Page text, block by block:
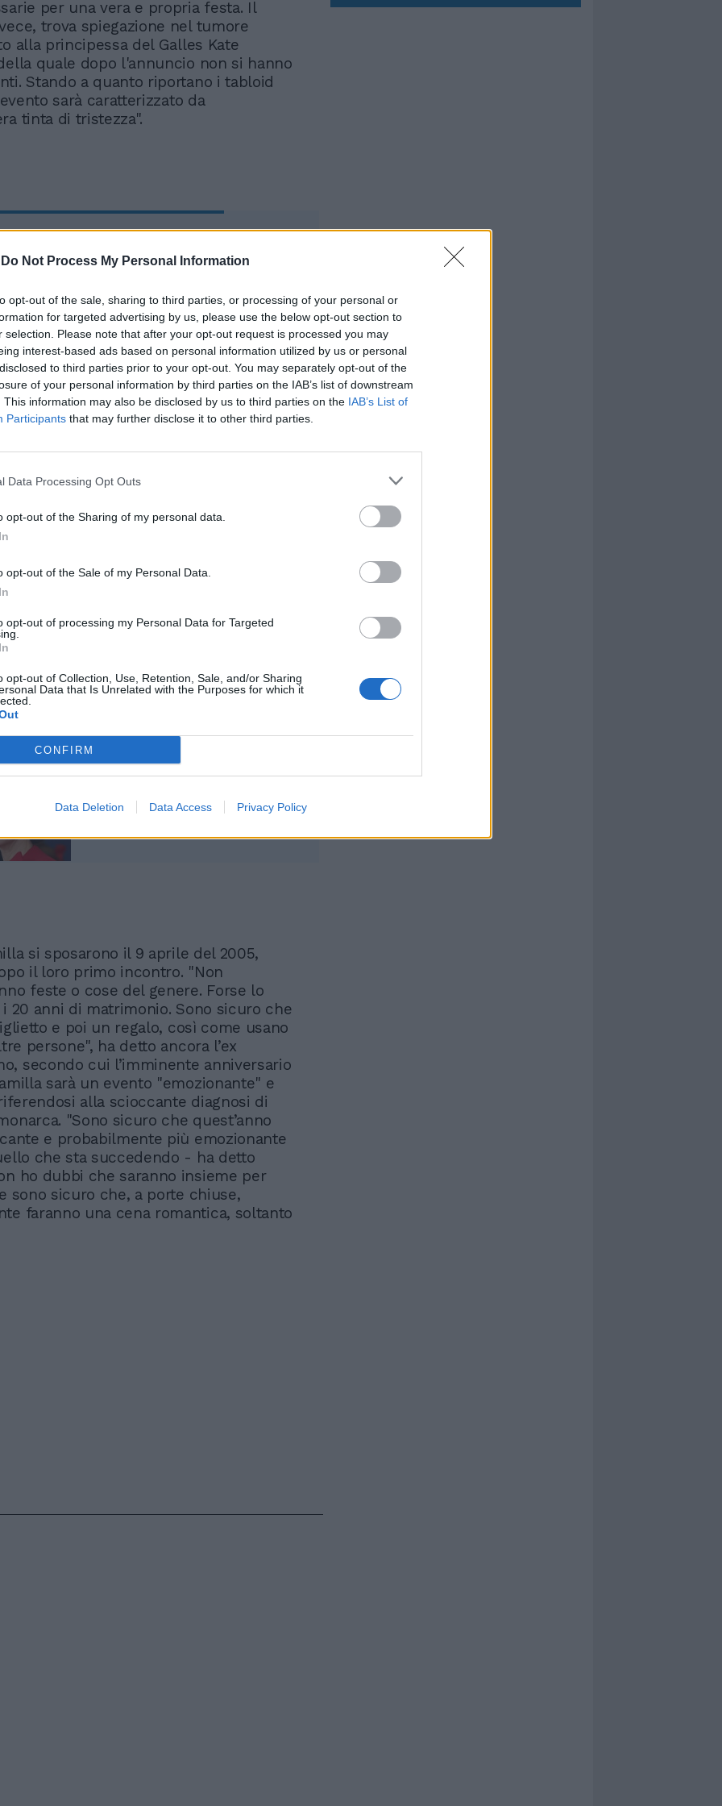
Do Not Process My Personal Information
opt-out of the sale, sharing to third parties, or processing of your personal or
for targeted advertising by us, please use the below opt-out section to
selection. Please note that after your opt-out request is processed you may
interest-based ads based on personal information utilized by us or personal
to third parties prior to your opt-out. You may separately opt-out of the
of your personal information by third parties on the IAB’s list of downstream
This information may also be disclosed by us to third parties on the IAB’s List of
Participants that may further disclose it to other third parties.
Data Processing Opt Outs
opt-out of the Sharing of my personal data.
opt-out of the Sale of my Personal Data.
opt-out of processing my Personal Data for Targeted
opt-out of Collection, Use, Retention, Sale, and/or Sharing
Data that Is Unrelated with the Purposes for which it
CONFIRM
Data Deletion Data Access Privacy Policy
per una vera e propria festa. Il
trova spiegazione nel tumore
alla principessa del Galles Kate
quale dopo l'annuncio non si hanno
Stando a quanto riportano i tabloid
sarà caratterizzato da
tinta di tristezza".
Mega parco solare
davanti al "rifugio" di re
Carlo, residenti sul piede
di guerra
di matrimonio di re Carlo e della
l’ex maggiordomo del monarca, i sovrani
Ci sarà una cena di basso profilo, ma
il consueto scambio di regali e dei
l’allora principe Carlo dal 2004 al 2011.
credere che quest’anno siano 19 anni -
- Ero lì quel giorno, in chiesa. Lo
ma senza grandi celebrazioni".
"Forte ansia", per Kate e
William il trono si
si sposarono il 9 aprile del 2005,
il loro primo incontro. "Non
feste o cose del genere. Forse lo
20 anni di matrimonio. Sono sicuro che
e poi un regalo, così come usano
persone", ha detto ancora l’ex
secondo cui l’imminente anniversario
sarà un evento "emozionante" e
alla scioccante diagnosi di
"Sono sicuro che quest’anno
e probabilmente più emozionante
che sta succedendo - ha detto
ho dubbi che saranno insieme per
sono sicuro che, a porte chiuse,
faranno una cena romantica, soltanto